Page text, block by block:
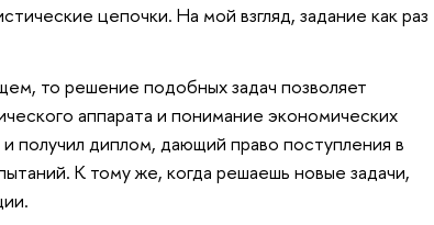
цепочки. На мой взгляд, задание как раз
то решение подобных задач позволяет
аппарата и понимание экономических
получил диплом, дающий право поступления в
К тому же, когда решаешь новые задачи,